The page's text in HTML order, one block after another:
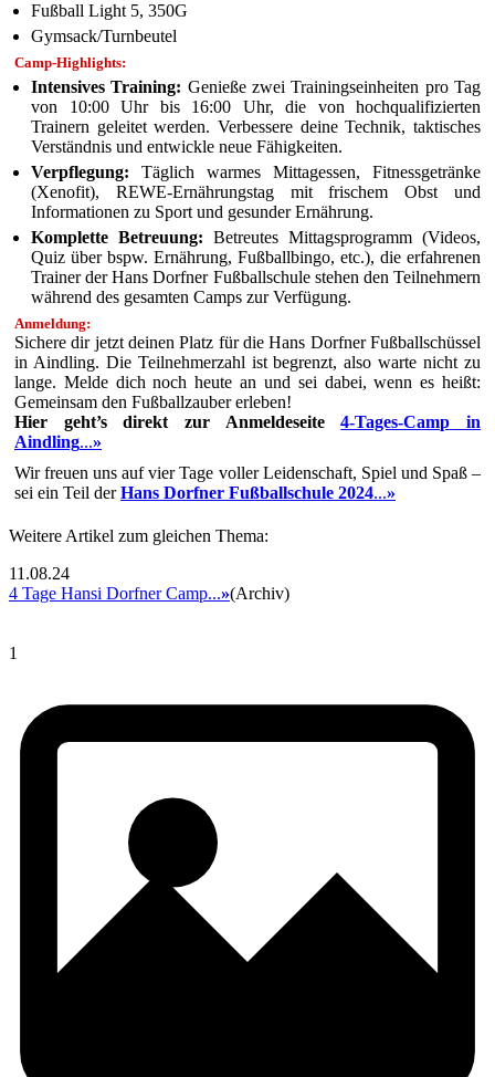
Fußball Light 5, 350G
Gymsack/Turnbeutel
Camp-Highlights:
Intensives Training: Genieße zwei Trainingseinheiten pro Tag
von 10:00 Uhr bis 16:00 Uhr, die von hochqualifizierten
Trainern geleitet werden. Verbessere deine Technik, taktisches
Verständnis und entwickle neue Fähigkeiten.
Verpflegung: Täglich warmes Mittagessen, Fitnessgetränke
(Xenofit), REWE-Ernährungstag mit frischem Obst und
Informationen zu Sport und gesunder Ernährung.
Komplette Betreuung: Betreutes Mittagsprogramm (Videos,
Quiz über bspw. Ernährung, Fußballbingo, etc.), die erfahrenen
Trainer der Hans Dorfner Fußballschule stehen den Teilnehmern
während des gesamten Camps zur Verfügung.
Anmeldung:
Sichere dir jetzt deinen Platz für die Hans Dorfner Fußballschüssel
in Aindling. Die Teilnehmerzahl ist begrenzt, also warte nicht zu
lange. Melde dich noch heute an und sei dabei, wenn es heißt:
Gemeinsam den Fußballzauber erleben!
Hier geht’s direkt zur Anmeldeseite4-Tages-Camp in
Aindling...»
Wir freuen uns auf vier Tage voller Leidenschaft, Spiel und Spaß –
sei ein Teil derHans Dorfner Fußballschule 2024...»
Weitere Artikel zum gleichen Thema:
11.08.24
4 Tage Hansi Dorfner Camp...»(Archiv)
1